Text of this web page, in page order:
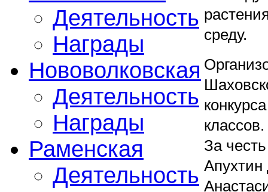
Деятельность
Награды
Нововолковская
Деятельность
Награды
Раменская
Деятельность
среду.
классов.
За